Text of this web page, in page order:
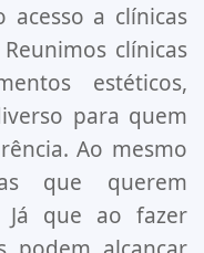
a clínicas
clínicas
estéticos,
para quem
Ao mesmo
que querem
Já que ao fazer